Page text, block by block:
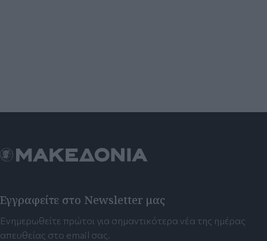
Εγγραφείτε στο Newsletter μας
Ενημερωθείτε πρώτοι για σημαντικότερα νέα της ημέρας
απευθείας στο email σας.